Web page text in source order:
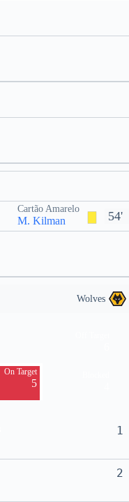
54'
Cartão Amarelo
M. Kilman
Wolves
On Target
5
1
2